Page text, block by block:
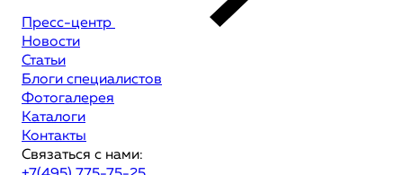
Пресс-центр
Новости
Статьи
Блоги специалистов
Фотогалерея
Каталоги
Контакты
Связаться с нами: